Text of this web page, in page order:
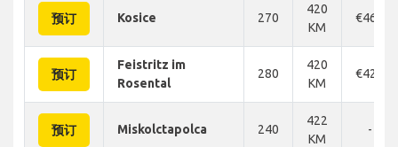
预订 Kosice 270
420
KM
€466
预订
Feistritz im
Rosental
280
420
KM
€420
预订 Miskolctapolca 240
422
KM
-